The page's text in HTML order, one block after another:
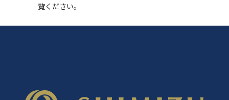
覧ください。